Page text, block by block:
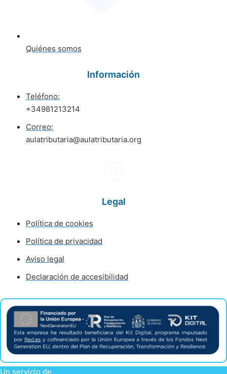
Quiénes somos
Información
Teléfono:
+34981213214
Correo:
aulatributaria@aulatributaria.org
Legal
Política de cookies
Política de privacidad
Aviso legal
Declaración de accesibilidad
Un servicio de